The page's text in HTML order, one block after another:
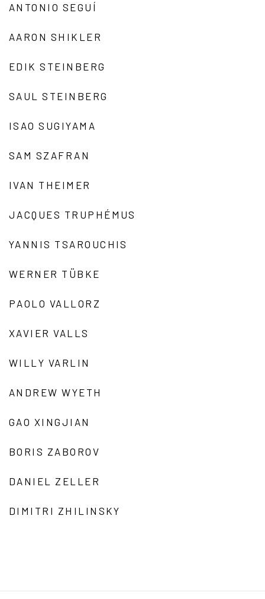
ANTONIO SEGUÍ
AARON SHIKLER
EDIK STEINBERG
SAUL STEINBERG
ISAO SUGIYAMA
SAM SZAFRAN
IVAN THEIMER
JACQUES TRUPHÉMUS
YANNIS TSAROUCHIS
WERNER TÜBKE
PAOLO VALLORZ
XAVIER VALLS
WILLY VARLIN
ANDREW WYETH
GAO XINGJIAN
BORIS ZABOROV
DANIEL ZELLER
DIMITRI ZHILINSKY